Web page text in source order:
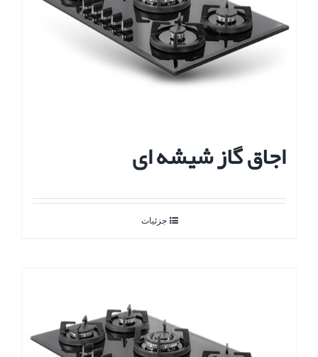
اجاق گاز شیشه ای
جزئیات